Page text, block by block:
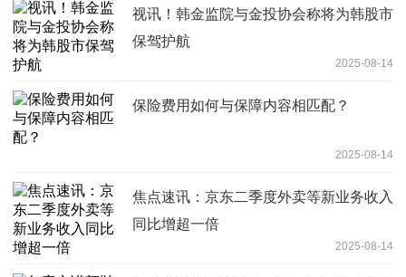
视讯！韩金监院与金投协会称将为韩股市
保驾护航
2025-08-14
保险费用如何与保障内容相匹配？
2025-08-14
焦点速讯：京东二季度外卖等新业务收入
同比增超一倍
2025-08-14